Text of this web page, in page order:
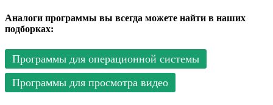
Аналоги программы вы всегда можете найти в наших
подборках:
Программы для операционной системы
Программы для просмотра видео